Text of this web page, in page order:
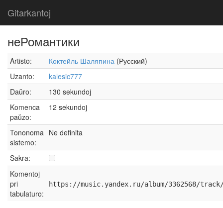
Gitarkantoj
неРомантики
Artisto: Коктейль Шаляпина (Русский)
Uzanto:
kalesic777
Daŭro:
130 sekundoj
Komenca
paŭzo:
12 sekundoj
Tononoma
sistemo:
Ne definita
Sakra:
Komentoj
pri
tabulaturo:
https://music.yandex.ru/album/3362568/track/